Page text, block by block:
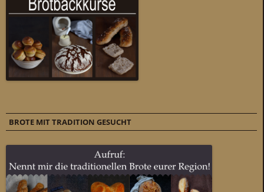
BROTE MIT TRADITION GESUCHT